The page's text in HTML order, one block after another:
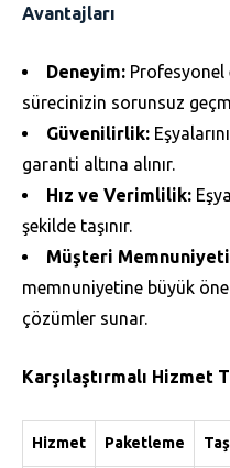
Avantajları
Deneyim: Profesyonel
sürecinizin sorunsuz
Güvenilirlik:
garanti altına alınır.
Hız ve Verimlilik:
şekilde taşınır.
Müşteri
memnuniyetine büyük
çözümler sunar.
Karşılaştırmalı Hizmet
Hizmet Paketleme